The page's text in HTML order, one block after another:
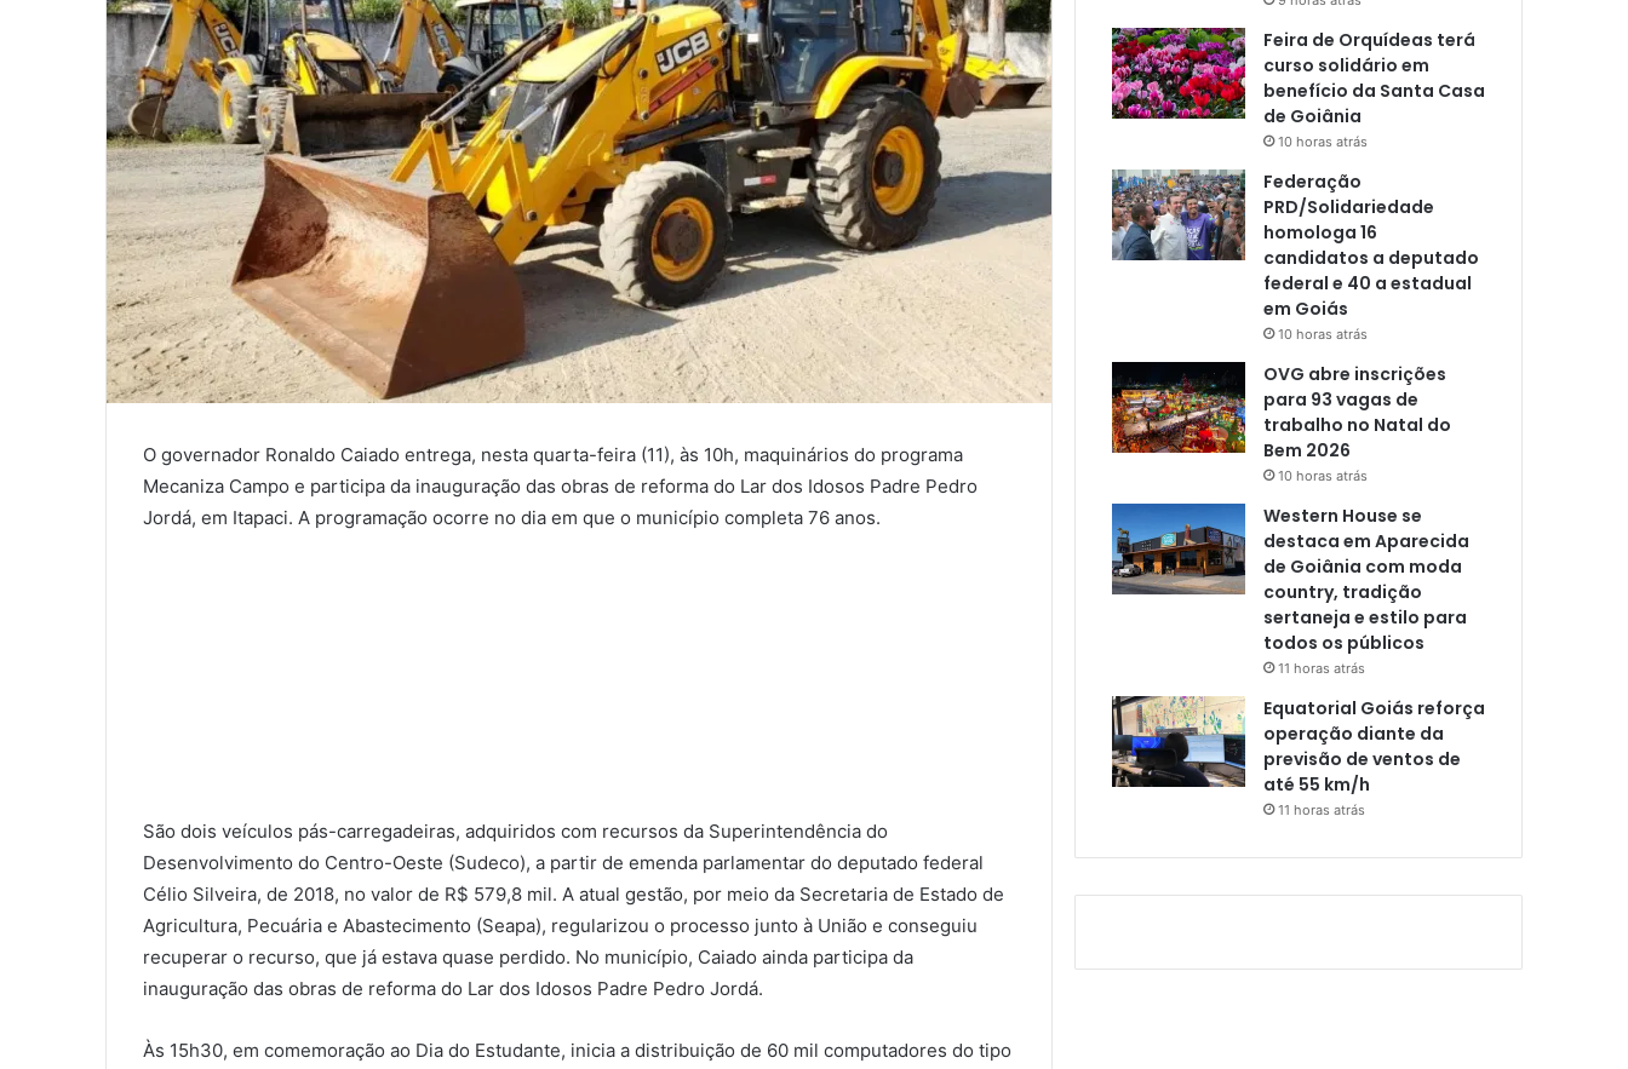
O governador Ronaldo Caiado entrega, nesta quarta-feira (11), às 10h, maquinários do programa
Mecaniza Campo e participa da inauguração das obras de reforma do Lar dos Idosos Padre Pedro
Jordá, em Itapaci. A programação ocorre no dia em que o município completa 76 anos.
São dois veículos pás-carregadeiras, adquiridos com recursos da Superintendência do
Desenvolvimento do Centro-Oeste (Sudeco), a partir de emenda parlamentar do deputado federal
Célio Silveira, de 2018, no valor de R$ 579,8 mil. A atual gestão, por meio da Secretaria de Estado de
Agricultura, Pecuária e Abastecimento (Seapa), regularizou o processo junto à União e conseguiu
recuperar o recurso, que já estava quase perdido. No município, Caiado ainda participa da
inauguração das obras de reforma do Lar dos Idosos Padre Pedro Jordá.
Às 15h30, em comemoração ao Dia do Estudante, inicia a distribuição de 60 mil computadores do tipo
Feira de Orquídeas terá
curso solidário em
benefício da Santa Casa
de Goiânia
10 horas atrás
Federação
PRD/Solidariedade
homologa 16
candidatos a deputado
federal e 40 a estadual
em Goiás
10 horas atrás
OVG abre inscrições
para 93 vagas de
trabalho no Natal do
Bem 2026
10 horas atrás
Western House se
destaca em Aparecida
de Goiânia com moda
country, tradição
sertaneja e estilo para
todos os públicos
11 horas atrás
Equatorial Goiás reforça
operação diante da
previsão de ventos de
até 55 km/h
11 horas atrás